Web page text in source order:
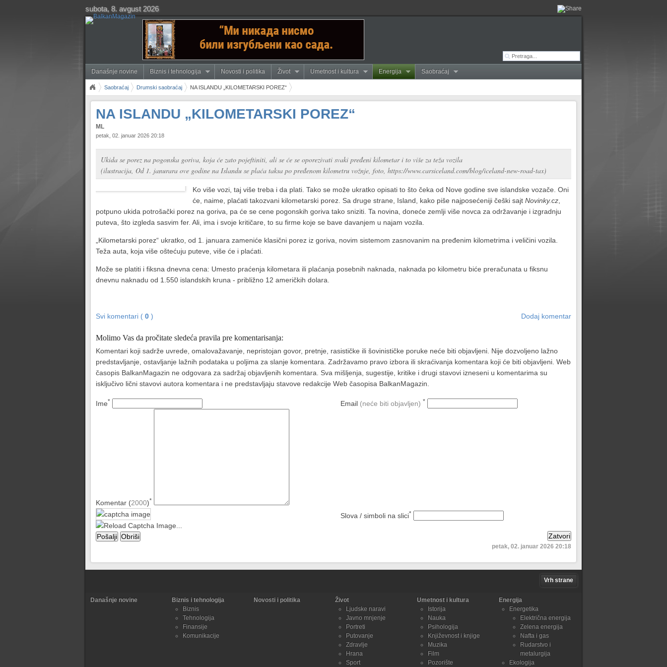
subota, 8. avgust 2026
Današnje novine Biznis i tehnologija Novosti i politika Život Umetnost i kultura Energija Saobraćaj
Saobraćaj Drumski saobraćaj NA ISLANDU „KILOMETARSKI POREZ“
NA ISLANDU „KILOMETARSKI POREZ“
ML
petak, 02. januar 2026 20:18
Ukida se porez na pogonska goriva, koja će zato pojeftiniti, ali se će se oporezivati svaki pređeni kilometar i to više za teža vozila
(ilustracija, Od 1. janurara ove godine na Islandu se plaća taksa po pređenom kilometru vožnje, foto, https://www.carsiceland.com/blog/iceland-new-road-tax)
Ko više vozi, taj više treba i da plati. Tako se može ukratko opisati to što čeka od Nove godine sve islandske vozače. Oni
će, naime, plaćati takozvani kilometarski porez. Sa druge strane, Island, kako piše najposećeniji češki sajt Novinky.cz
potpuno ukida potrošački porez na goriva, pa će se cene pogonskih goriva tako sniziti. Ta novina, doneće zemlji više novca za održavanje i izgradnju
puteva, što izgleda sasvim fer. Ali, ima i svoje kritičare, to su firme koje se bave davanjem u najam vozila.
„Kilometarski porez“ ukratko, od 1. januara zameniće klasični porez iz goriva, novim sistemom zasnovanim na pređenim kilometrima i veličini vozila.
Teža auta, koja više oštećuju puteve, više će i plaćati.
Može se platiti i fiksna dnevna cena: Umesto praćenja kilometara ili plaćanja posebnih naknada, naknada po kilometru biće preračunata u fiksnu
dnevnu naknadu od 1.550 islandskih kruna - približno 12 američkih dolara.
Svi komentari ( 0 ) Dodaj komentar
Molimo Vas da pročitate sledeća pravila pre komentarisanja:
Komentari koji sadrže uvrede, omalovažavanje, nepristojan govor, pretnje, rasističke ili šovinističke poruke neće biti objavljeni. Nije dozvoljeno lažno
predstavljanje, ostavljanje lažnih podataka u poljima za slanje komentara. Zadržavamo pravo izbora ili skraćivanja komentara koji će biti objavljeni. Web
časopis BalkanMagazin ne odgovara za sadržaj objavljenih komentara. Sva mišljenja, sugestije, kritike i drugi stavovi izneseni u komentarima su
isključivo lični stavovi autora komentara i ne predstavljaju stavove redakcije Web časopisa BalkanMagazin.
Ime* Email (neće biti objavljen) *
Komentar (2000)*
Slova / simboli na slici*
petak, 02. januar 2026 20:18
Vrh strane
Današnje novine
Biznis i tehnologija
Biznis
Tehnologija
Finansije
Komunikacije
Novosti i politika
Život
Ljudske naravi
Javno mnjenje
Portreti
Putovanje
Zdravlje
Hrana
Sport
Umetnost i kultura
Istorija
Nauka
Psihologija
Književnost i knjige
Muzika
Film
Pozorište
Energija
Energetika
Električna energija
Zelena energija
Nafta i gas
Rudarstvo i
metalurgija
Ekologija